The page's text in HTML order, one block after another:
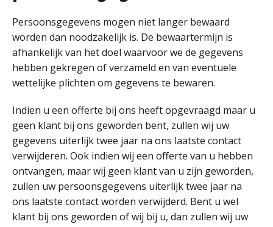
Persoonsgegevens mogen niet langer bewaard
worden dan noodzakelijk is. De bewaartermijn is
afhankelijk van het doel waarvoor we de gegevens
hebben gekregen of verzameld en van eventuele
wettelijke plichten om gegevens te bewaren.
Indien u een offerte bij ons heeft opgevraagd maar u
geen klant bij ons geworden bent, zullen wij uw
gegevens uiterlijk twee jaar na ons laatste contact
verwijderen. Ook indien wij een offerte van u hebben
ontvangen, maar wij geen klant van u zijn geworden,
zullen uw persoonsgegevens uiterlijk twee jaar na
ons laatste contact worden verwijderd. Bent u wel
klant bij ons geworden of wij bij u, dan zullen wij uw